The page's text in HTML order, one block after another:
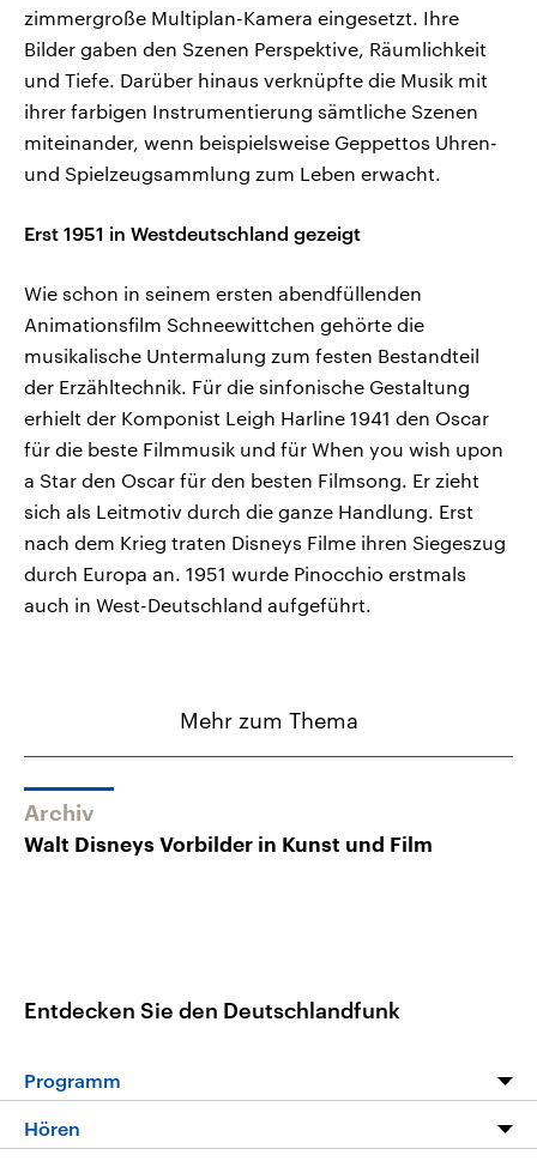
zimmergroße Multiplan-Kamera eingesetzt. Ihre
Bilder gaben den Szenen Perspektive, Räumlichkeit
und Tiefe. Darüber hinaus verknüpfte die Musik mit
ihrer farbigen Instrumentierung sämtliche Szenen
miteinander, wenn beispielsweise Geppettos Uhren-
und Spielzeugsammlung zum Leben erwacht.
Erst 1951 in Westdeutschland gezeigt
Wie schon in seinem ersten abendfüllenden
Animationsfilm Schneewittchen gehörte die
musikalische Untermalung zum festen Bestandteil
der Erzähltechnik. Für die sinfonische Gestaltung
erhielt der Komponist Leigh Harline 1941 den Oscar
für die beste Filmmusik und für When you wish upon
a Star den Oscar für den besten Filmsong. Er zieht
sich als Leitmotiv durch die ganze Handlung. Erst
nach dem Krieg traten Disneys Filme ihren Siegeszug
durch Europa an. 1951 wurde Pinocchio erstmals
auch in West-Deutschland aufgeführt.
Mehr zum Thema
Archiv
Walt Disneys Vorbilder in Kunst und Film
Entdecken Sie den Deutschlandfunk
Programm
Hören